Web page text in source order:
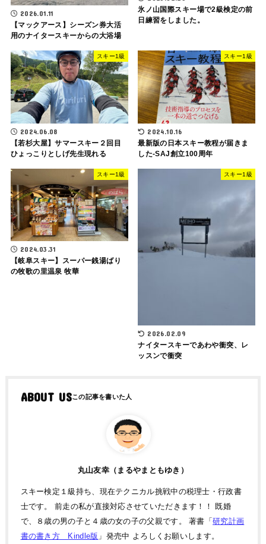
2026.01.11
【マックアース】シーズン券大活
用のナイタースキーからの大浴場
氷ノ山国際スキー場で2級検定の前
日練習をしました。
スキー1級
2024.06.08
【若杉大屋】サマースキー２回目
ひょっこりとしげ先生現れる
スキー1級
2024.10.16
最新版の日本スキー教程が届きま
した-SAJ創立100周年
スキー1級
2024.03.31
【岐阜スキー】スーパー銭湯ばり
の牧歌の里温泉 牧華
スキー1級
2026.02.09
ナイタースキーであわや衝突、レ
ッスンで衝突
ABOUT US
丸山友幸（まるやまともゆき）
スキー検定１級持ち、現在テクニカル挑戦中の税理士・行政書
士です。 前走の私が直接対応させていただきます！！ 既婚
で、８歳の男の子と４歳の女の子の父親です。 著書「研究計画
書の書き方 Kindle版 」発売中 よろしくお願いします。